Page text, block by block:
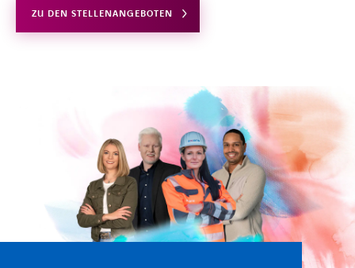
BRANCHEN
NEWS UND INSIGHTS
REFERENZEN
KARRIERE
ZU DEN STELLENANGEBOTEN